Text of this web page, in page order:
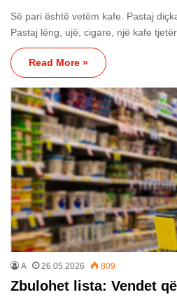
Së pari është vetëm kafe. Pastaj
Pastaj lëng, ujë, cigare, një kafe
Read More »
A 26.05.2026 809
Zbulohet lista: Vendet